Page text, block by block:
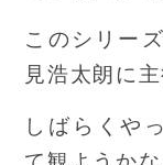
このシリー
見浩太朗に
しばらくや